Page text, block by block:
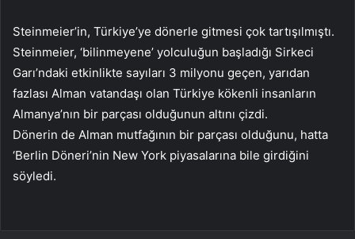
Steinmeier’in, Türkiye’ye dönerle gitmesi çok tartışılmıştı.
Steinmeier, ‘bilinmeyene’ yolculuğun başladığı Sirkeci
Garı’ndaki etkinlikte sayıları 3 milyonu geçen, yarıdan
fazlası Alman vatandaşı olan Türkiye kökenli insanların
Almanya’nın bir parçası olduğunun altını çizdi.
Dönerin de Alman mutfağının bir parçası olduğunu, hatta
‘Berlin Döneri’nin New York piyasalarına bile girdiğini
söyledi.